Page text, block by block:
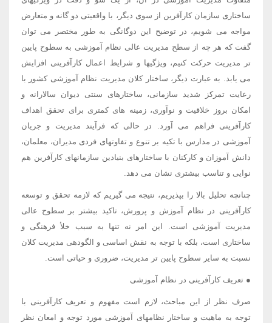
ساختاری سازمان کارآفرین از سوی دیگر، با واقعیتی دو گانه و متعارض
مواجه می شویم، در توضیح این دوگانگی به طور مختصر می توان
گفت که هر چه از سطح مدیریت عالی نظام آموزشی به سطوح پایین
تر مدیریت حرکت کنیم، ویژگیها و شرایط اعمال کارآفرینی افزایش
می یابد. به عبارت دیگر، ساختار کلان مدیریت نظام آموزشی کشور با
رعایت تمرکز شدید سازمانی، ساختارهای سنتی دیوان سالارانه و
امکان بروز خلاقیت و نوآوری، زمینه های کمتری برای تحقق اهداف
کارآفرینی فراهم می آورد. در حالی که فرآیند مدیریت و جریان
آموزشی در مدارس با تکیه بر تنوع و تفاوتهای فردی مدیران، معلمان،
دانش آموزان و کارکنان با ساختارهای بنیادین سازمانهای کارآفرین هم
نوایی و تناسب بیشتری نشان می دهد.
چنانچه تحلیل بالا را بپذیریم، نتیجه می گیریم که لازمه تحقق و توسعه
کارآفرینی در نظام آموزش و پرورش، تاکید بیشتر بر سطوح عالی
مدیریت آموزشی است. این امر نه تنها به سبب خلأ فرهنگی و
ساختاری است، بلکه با توجه به نقش اساسی و الگودهی مدیریت کلان
نسبت به سایر سطوح پایین تر مدیریت، ضروری و حیاتی است.
● تعریف کارآفرینی در نظام آموزشی
صرف نظر از این مباحث، لازم است مفهوم و تعریف کارآفرینی با
توجه به ماهیت و ساختار نظامهای آموزشی مورد توجه و امعان نظر